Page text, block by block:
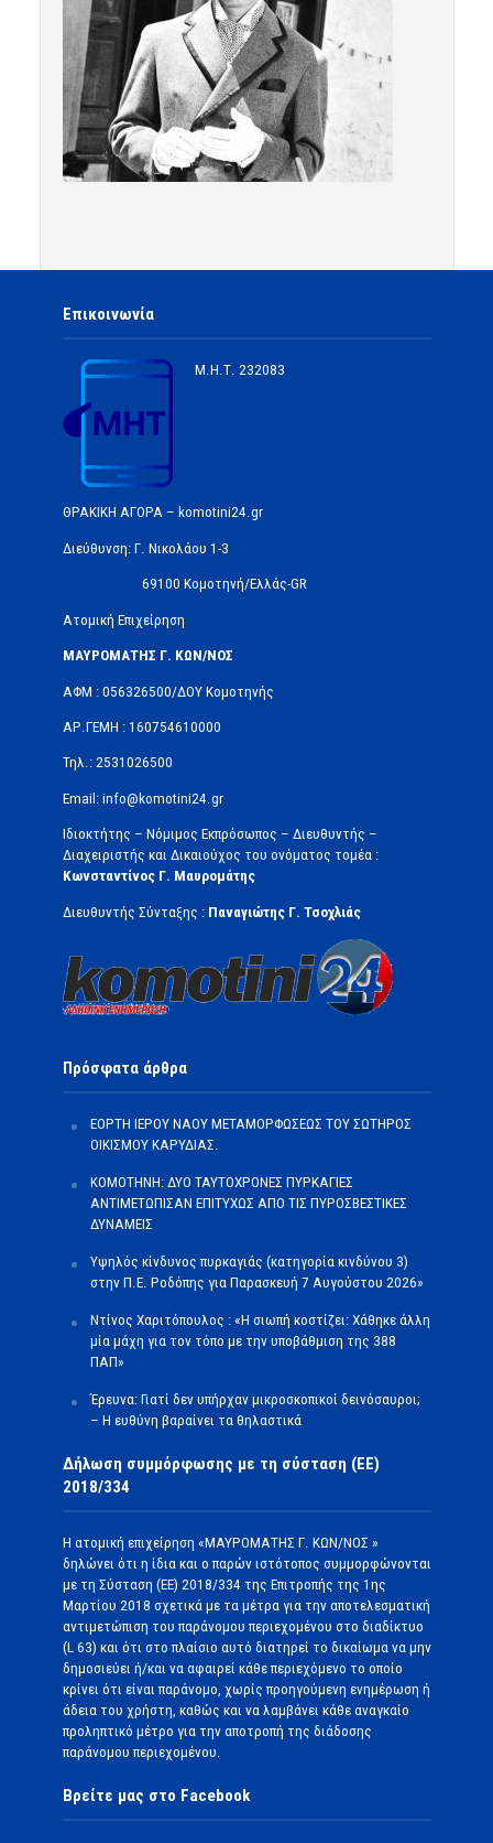
Επικοινωνία
Μ.Η.Τ. 232083
ΘΡΑΚΙΚΗ ΑΓΟΡΑ – komotini24.gr
Διεύθυνση: Γ. Νικολάου 1-3
69100 Κομοτηνή/Ελλάς-GR
Ατομική Επιχείρηση
ΜΑΥΡΟΜΑΤΗΣ Γ. ΚΩΝ/ΝΟΣ
ΑΦΜ : 056326500/ΔOΥ Κομοτηνής
ΑΡ.ΓΕΜΗ : 160754610000
Τηλ.: 2531026500
Email: info@komotini24.gr
Ιδιοκτήτης – Νόμιμος Εκπρόσωπος – Διευθυντής –
Διαχειριστής και Δικαιούχος του ονόματος τομέα :
Κωνσταντίνος Γ. Μαυρομάτης
Διευθυντής Σύνταξης : Παναγιώτης Γ. Τσοχλιάς
Πρόσφατα άρθρα
ΕΟΡΤΗ ΙΕΡΟΥ ΝΑΟΥ ΜΕΤΑΜΟΡΦΩΣΕΩΣ ΤΟΥ ΣΩΤΗΡΟΣ
ΟΙΚΙΣΜΟΥ ΚΑΡΥΔΙΑΣ.
ΚΟΜΟΤΗΝΗ: ΔΥΟ ΤΑΥΤΟΧΡΟΝΕΣ ΠΥΡΚΑΓΙΕΣ
ΑΝΤΙΜΕΤΩΠΙΣΑΝ ΕΠΙΤΥΧΩΣ ΑΠΟ ΤΙΣ ΠΥΡΟΣΒΕΣΤΙΚΕΣ
ΔΥΝΑΜΕΙΣ
Υψηλός κίνδυνος πυρκαγιάς (κατηγορία κινδύνου 3)
στην Π.Ε. Ροδόπης για Παρασκευή 7 Αυγούστου 2026»
Ντίνος Χαριτόπουλος : «Η σιωπή κοστίζει: Χάθηκε άλλη
μία μάχη για τον τόπο με την υποβάθμιση της 388
ΠΑΠ»
Έρευνα: Γιατί δεν υπήρχαν μικροσκοπικοί δεινόσαυροι;
– Η ευθύνη βαραίνει τα θηλαστικά
Δήλωση συμμόρφωσης με τη σύσταση (ΕΕ)
2018/334
Η ατομική επιχείρηση «ΜΑΥΡΟΜΑΤΗΣ Γ. ΚΩΝ/ΝΟΣ »
δηλώνει ότι η ίδια και ο παρών ιστότοπος συμμορφώνονται
με τη Σύσταση (ΕΕ) 2018/334 της Επιτροπής της 1ης
Μαρτίου 2018 σχετικά με τα μέτρα για την αποτελεσματική
αντιμετώπιση του παράνομου περιεχομένου στο διαδίκτυο
(L 63) και ότι στο πλαίσιο αυτό διατηρεί το δικαίωμα να μην
δημοσιεύει ή/και να αφαιρεί κάθε περιεχόμενο το οποίο
κρίνει ότι είναι παράνομο, χωρίς προηγούμενη ενημέρωση ή
άδεια του χρήστη, καθώς και να λαμβάνει κάθε αναγκαίο
προληπτικό μέτρο για την αποτροπή της διάδοσης
παράνομου περιεχομένου.
Βρείτε μας στο Facebook